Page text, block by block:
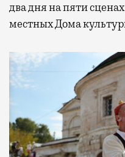
два дня на пяти
местных Дома